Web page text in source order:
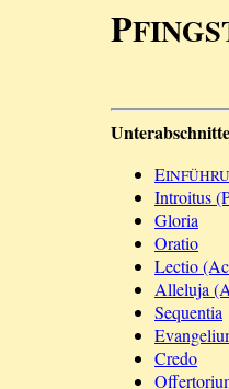
P
Unterabschnitte
E
Introitus
Gloria
Oratio
Lectio
Alleluja
Sequentia
Credo